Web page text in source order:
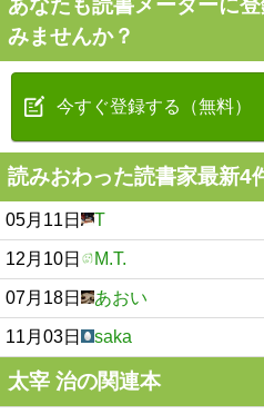
あなたも読書メーターに
みませんか？
今すぐ登録する（無料）
読みおわった読書家最新4
05月11日 T
12月10日 M.T.
07月18日 あおい
11月03日 saka
太宰 治の関連本